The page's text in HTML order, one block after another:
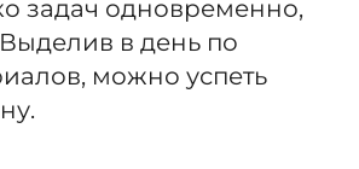
задач одновременно,
в день по
можно успеть